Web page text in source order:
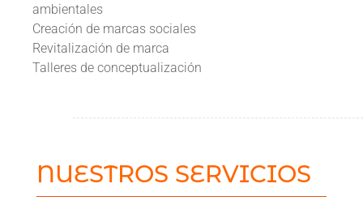
ambientales
Creación de marcas sociales
Revitalización de marca
Talleres de conceptualización
NUESTROS SERVICIOS